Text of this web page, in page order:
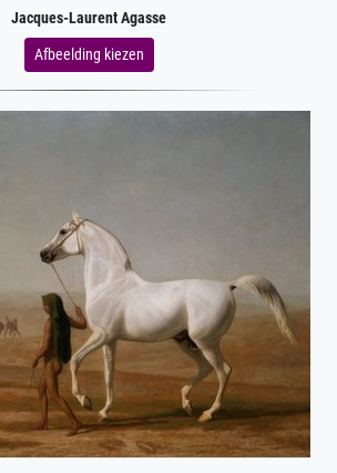
Jacques-Laurent Agasse
Afbeelding kiezen